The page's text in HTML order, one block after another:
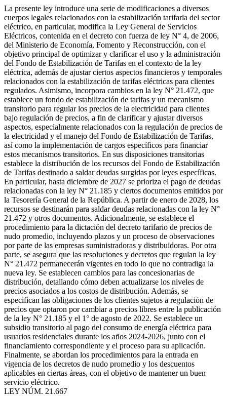
La presente ley introduce una serie de modificaciones a diversos
cuerpos legales relacionados con la estabilización tarifaria del sector
eléctrico, en particular, modifica la Ley General de Servicios
Eléctricos, contenida en el decreto con fuerza de ley N° 4, de 2006,
del Ministerio de Economía, Fomento y Reconstrucción, con el
objetivo principal de optimizar y clarificar el uso y la administración
del Fondo de Estabilización de Tarifas en el contexto de la ley
eléctrica, además de ajustar ciertos aspectos financieros y temporales
relacionados con la estabilización de tarifas eléctricas para clientes
regulados. Asimismo, incorpora cambios en la ley N° 21.472, que
establece un fondo de estabilización de tarifas y un mecanismo
transitorio para regular los precios de la electricidad para clientes
bajo regulación de precios, a fin de clarificar y ajustar diversos
aspectos, especialmente relacionados con la regulación de precios de
la electricidad y el manejo del Fondo de Estabilización de Tarifas,
así como la implementación de cargos específicos para financiar
estos mecanismos transitorios. En sus disposiciones transitorias
establece la distribución de los recursos del Fondo de Estabilización
de Tarifas destinado a saldar deudas surgidas por leyes específicas.
En particular, hasta diciembre de 2027 se prioriza el pago de deudas
relacionadas con la ley N° 21.185 y ciertos documentos emitidos por
la Tesorería General de la República. A partir de enero de 2028, los
recursos se destinarán para saldar deudas relacionadas con la ley N°
21.472 y otros documentos. Adicionalmente, se establece el
procedimiento para la dictación del decreto tarifario de precios de
nudo promedio, incluyendo plazos y un proceso de observaciones
por parte de las empresas suministradoras y distribuidoras. Por otra
parte, se asegura que las resoluciones y decretos que regulan la ley
N° 21.472 permanecerán vigentes en todo lo que no contradiga la
nueva ley. Se establecen cambios para las concesionarias de
distribución, detallando cómo deben actualizarse los niveles de
precios asociados a los costos de distribución. Además, se
especifican las obligaciones de los clientes sujetos a regulación de
precios que optaron por cambiar a precios libres entre la publicación
de la ley N° 21.185 y el 1° de agosto de 2022. Se establece un
subsidio transitorio al pago del consumo de energía eléctrica para
usuarios residenciales durante los años 2024-2026, junto con el
financiamiento correspondiente y el proceso para su aplicación.
Finalmente, se abordan los procedimientos para la entrada en
vigencia de los decretos de nudo promedio y los descuentos
aplicables en ciertas áreas, con el objetivo de mantener un buen
servicio eléctrico.
LEY NÚM. 21.667